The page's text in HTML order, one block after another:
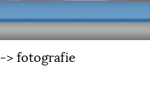
-> fotografie